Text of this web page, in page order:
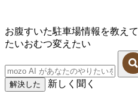
お腹すいた駐車場情報を教えて
たいおむつ変えたい
解決した 新しく聞く